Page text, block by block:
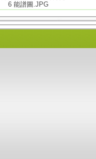
6 能譜圖.JPG